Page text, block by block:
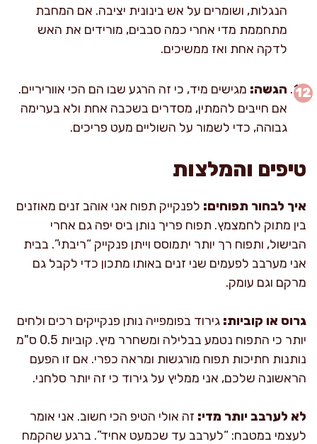
הנגלות, ושומרים על אש בינונית יציבה. אם המחבת
מתחממת מדי אחרי כמה סבבים, מורידים את האש
לדקה אחת ואז ממשיכים.
הגשה: מגישים מיד, כי זה הרגע שבו הם הכי אווריריים.
אם חייבים להמתין, מסדרים בשכבה אחת ולא בערימה
גבוהה, כדי לשמור על השוליים מעט פריכים.
טיפים והמלצות
איך לבחור תפוחים: לפנקייק תפוח אני אוהב זנים מאוזנים
בין מתוק לחמצמץ. תפוח פריך נותן ביס יפה גם אחרי
הבישול, ותפוח רך יותר יתמוסס וייתן פנקייק “ריבתי”. בבית
אני מערבב לפעמים שני זנים באותו מתכון כדי לקבל גם
מרקם וגם עומק.
גרוס או קוביות: גירוד בפומפייה נותן פנקייקים רכים ולחים
יותר כי התפוח נטמע בבלילה ומשחרר מיץ. קוביות 0.5 ס"מ
נותנות חתיכות תפוח מורגשות ומראה כפרי. אם זו הפעם
הראשונה שלכם, אני ממליץ על גירוד כי זה יותר סלחני.
לא לערבב יותר מדי: זה אולי הטיפ הכי חשוב. אני אומר
לעצמי במטבח: “לערבב עד שכמעט אחיד”. ברגע שהקמח